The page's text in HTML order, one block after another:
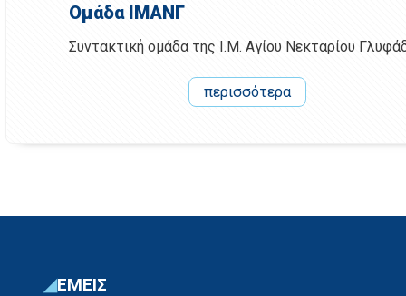
Ομάδα ΙΜΑΝΓ
Συντακτική ομάδα της Ι.Μ. Αγίου Νεκταρίου
περισσότερα
ΕΜΕΙΣ